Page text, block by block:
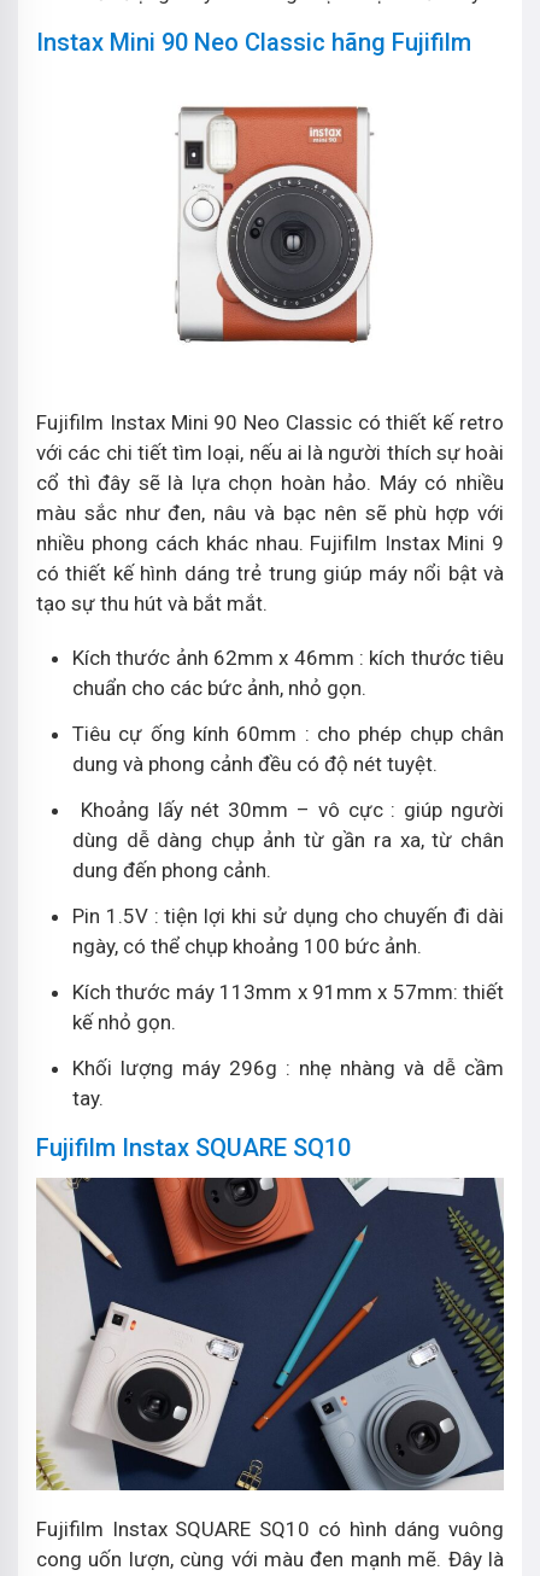
Instax Mini 90 Neo Classic hãng Fujifilm
Fujifilm Instax Mini 90 Neo Classic có thiết kế retro
với các chi tiết tìm loại, nếu ai là người thích sự hoài
cổ thì đây sẽ là lựa chọn hoàn hảo. Máy có nhiều
màu sắc như đen, nâu và bạc nên sẽ phù hợp với
nhiều phong cách khác nhau. Fujifilm Instax Mini 9
có thiết kế hình dáng trẻ trung giúp máy nổi bật và
tạo sự thu hút và bắt mắt.
Kích thước ảnh 62mm x 46mm : kích thước tiêu
chuẩn cho các bức ảnh, nhỏ gọn.
Tiêu cự ống kính 60mm : cho phép chụp chân
dung và phong cảnh đều có độ nét tuyệt.
Khoảng lấy nét 30mm – vô cực : giúp người
dùng dễ dàng chụp ảnh từ gần ra xa, từ chân
dung đến phong cảnh.
Pin 1.5V : tiện lợi khi sử dụng cho chuyến đi dài
ngày, có thể chụp khoảng 100 bức ảnh.
Kích thước máy 113mm x 91mm x 57mm: thiết
kế nhỏ gọn.
Khối lượng máy 296g : nhẹ nhàng và dễ cầm
tay.
Fujifilm Instax SQUARE SQ10
Fujifilm Instax SQUARE SQ10 có hình dáng vuông
cong uốn lượn, cùng với màu đen mạnh mẽ. Đây là